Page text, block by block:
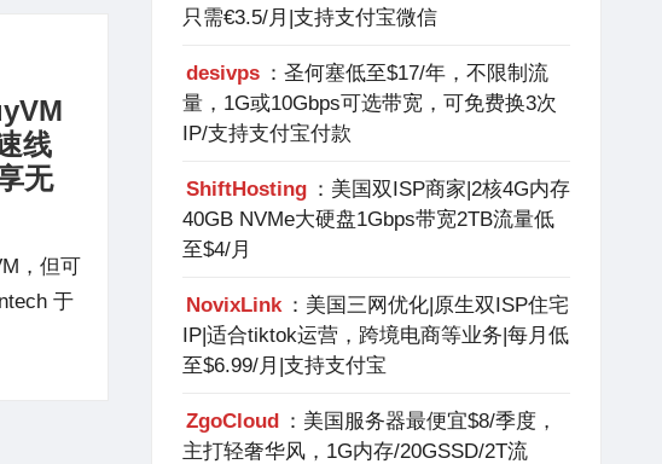
线
无
，但可
于
只需€3.5/月|支持支付宝微信
desivps ：圣何塞低至$17/年，不限制流
量，1G或10Gbps可选带宽，可免费换3次
IP/支持支付宝付款
ShiftHosting ：美国双ISP商家|2核4G内存
40GB NVMe大硬盘1Gbps带宽2TB流量低
至$4/月
NovixLink ：美国三网优化|原生双ISP住宅
IP|适合tiktok运营，跨境电商等业务|每月低
至$6.99/月|支持支付宝
ZgoCloud ：美国服务器最便宜$8/季度，
主打轻奢华风，1G内存/20GSSD/2T流